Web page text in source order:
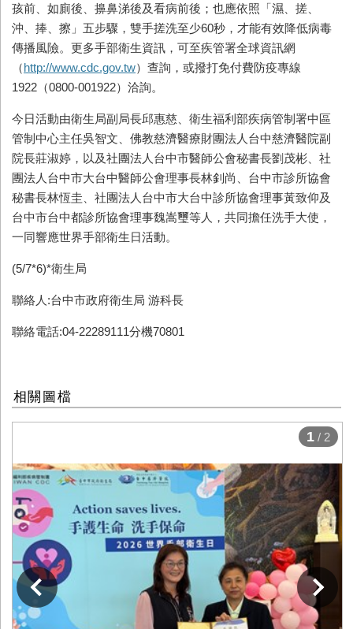
孩前、如廁後、擤鼻涕後及看病前後；也應依照「濕、搓、
沖、捧、擦」五步驟，雙手搓洗至少60秒，才能有效降低病毒
傳播風險。更多手部衛生資訊，可至疾管署全球資訊網
（http://www.cdc.gov.tw）查詢，或撥打免付費防疫專線
1922（0800-001922）洽詢。
今日活動由衛生局副局長邱惠慈、衛生福利部疾病管制署中區
管制中心主任吳智文、佛教慈濟醫療財團法人台中慈濟醫院副
院長莊淑婷，以及社團法人台中市醫師公會秘書長劉茂彬、社
團法人台中市大台中醫師公會理事長林釗尚、台中市診所協會
秘書長林恆圭、社團法人台中市大台中診所協會理事黃致仰及
台中市台中都診所協會理事魏嵩璽等人，共同擔任洗手大使，
一同響應世界手部衛生日活動。
(5/7*6)*衛生局
聯絡人:台中市政府衛生局 游科長
聯絡電話:04-22289111分機70801
相關圖檔
下一張
1 / 2